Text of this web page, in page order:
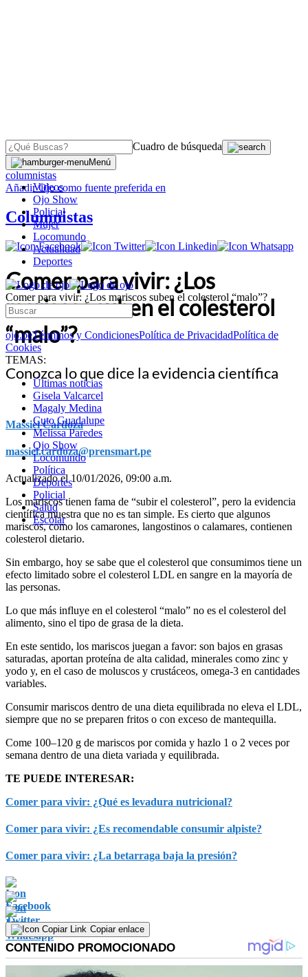
Cuadro de búsqueda
Menú
Videos
Ojo Show
Policial
Mujer
Locomundo
Actualidad
Deportes
Comer para vivir: ¿Los mariscos suben el colesterol “malo”?
ojo.peTérminos y CondicionesPolítica de PrivacidadPolítica de
Cookies
TEMAS:
Últimas noticias
Gisela Valcarcel
Magaly Medina
Cuto Guadalupe
Melissa Paredes
Ojo Show
Locomundo
Política
Deportes
Policial
Salud
Escolar
OJO
columnistas
AñadirOjocomo fuente preferida en
Columnistas
Comer para vivir: ¿Los
mariscos suben el colesterol
“malo”?
Conozca lo que dice la evidencia científica
Massiel Cardoza
massiel.cardoza@prensmart.pe
Actualizado el 10/01/2026, 09:00 a.m.
Los mariscos tienen fama de “subir el colesterol”, pero la evidencia
científica muestra que no es tan simple. Es cierto que algunos
mariscos, como los camarones, langostinos o calamares, contienen
colesterol dietario.
Sin embargo, hoy se sabe que el colesterol que consumimos tiene un
efecto limitado sobre el colesterol LDL en sangre en la mayoría de
las personas.
Lo que más influye en el colesterol “malo” no es el colesterol del
alimento, sino el tipo de grasa de la dieta.
En este sentido, los mariscos juegan a favor: son bajos en grasas
saturadas, aportan proteína de alta calidad, minerales como zinc y
yodo y, en el caso de moluscos y crustáceos, omega-3 en cantidades
variables.
Consumir mariscos dentro de una dieta equilibrada no eleva el LDL,
siempre que no se preparen fritos o con exceso de mantequilla.
Come 100–120 g de mariscos por comida y hazlo 1 o 2 veces por
semana dentro de una dieta variada y equilibrada.
TE PUEDE INTERESAR:
Comer para vivir: ¿Qué es levadura nutricional?
Comer para vivir: ¿Es recomendable consumir alpiste?
Comer para vivir: ¿La betarraga baja la presión?
Copiar enlace